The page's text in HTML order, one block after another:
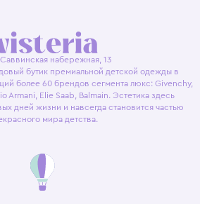
набережная, 13
бутик премиальной детской одежды в
более 60 брендов сегмента люкс: Givenchy,
Armani, Elie Saab, Balmain. Эстетика здесь
дней жизни и навсегда становится частью
мира детства.